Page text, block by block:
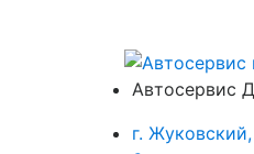
Автосервис
г.